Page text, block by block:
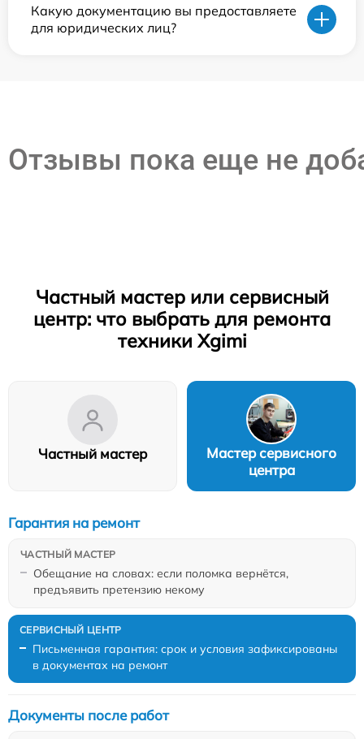
Какую документацию вы предоставляете
для юридических лиц?
Отзывы пока еще не
Частный мастер или сервисный
центр: что выбрать для ремонта
техники Xgimi
Частный мастер
Мастер сервисного
центра
Обещание на словах: если поломка вернётся,
предъявить претензию некому
Гарантия на ремонт
Письменная гарантия: срок и условия зафиксированы
в документах на ремонт
Документы после работ